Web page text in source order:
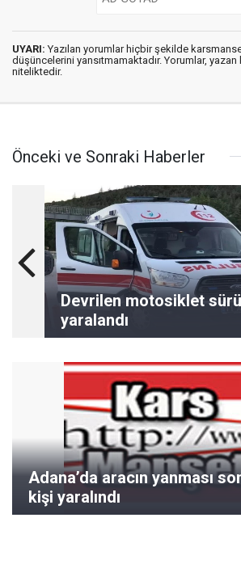
UYARI: Yazılan yorumlar hiçbir şekilde
düşüncelerini yansıtmamaktadır. Yorumlar, yazan
niteliktedir.
Önceki ve Sonraki Haberler
Devrilen motosiklet
yaralandı
Adana’da aracın yanması
kişi yaralındı